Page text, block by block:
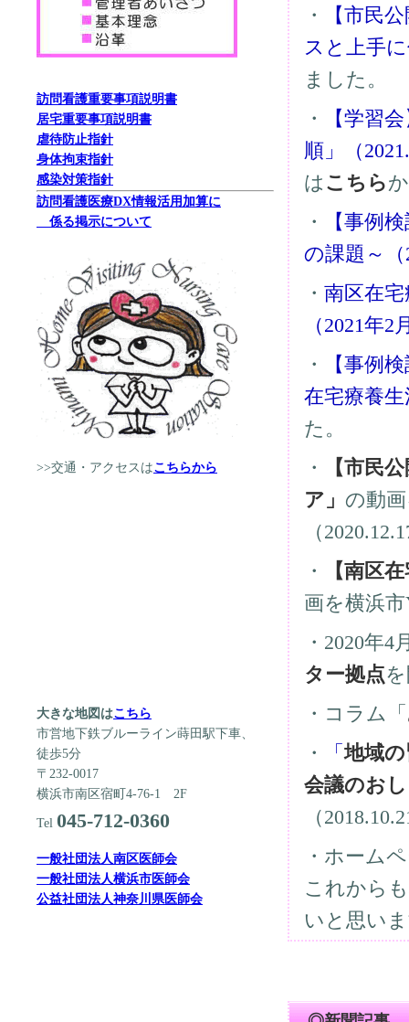
・
【市民
スと上手
ました。
・
【学習
順」（
は こちら
・
【事例
の課題～（
・ 南区在
（2021年2
・
【事例
在宅療養生
た。
・
【市民
ア」 の動
（
・
【南区
画を横浜
・2020年4
ター拠点
・コラム「
・
「地域
会議のお
（
・ホーム
これから
いと思い
訪問看護重要事項説明書
居宅重要事項説明書
虐待防止指針
身体拘束指針
感染対策指針
訪問看護医療DX情報活用加算に
係る掲示について
>>交通・アクセスはこちらから
大きな地図はこちら
市営地下鉄ブルーライン蒔田駅下車、
徒歩5分
〒232-0017
横浜市南区宿町4-76-1 2F
Tel 045-712-0360
一般社団法人南区医師会
一般社団法人横浜市医師会
公益社団法人神奈川県医師会